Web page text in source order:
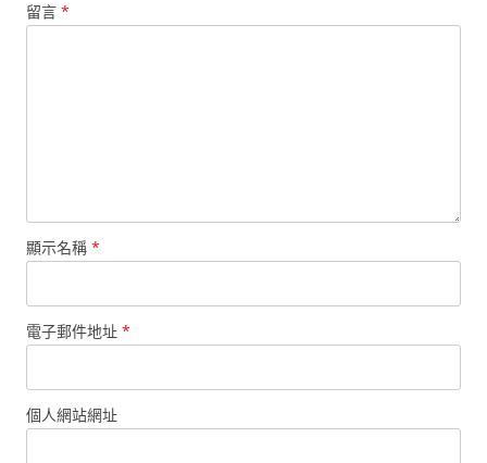
留言 *
顯示名稱 *
電子郵件地址 *
個人網站網址